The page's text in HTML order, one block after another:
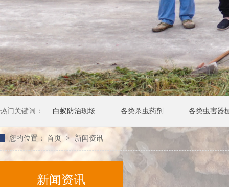
热门关键词： 白蚁防治现场 各类杀虫药剂 各类虫害器
您的位置： 首页 > 新闻资讯
新闻资讯